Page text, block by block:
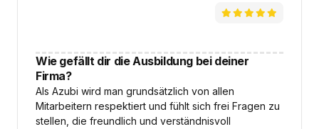
Wie gefällt dir die Ausbildung bei deiner
Firma?
Als Azubi wird man grundsätzlich von allen
Mitarbeitern respektiert und fühlt sich frei Fragen zu
stellen, die freundlich und verständnisvoll